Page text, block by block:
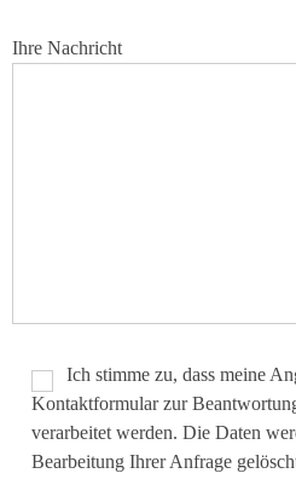
Ihre Nachricht
Ich stimme zu, dass meine
Kontaktformular zur
verarbeitet werden. Die Daten
Bearbeitung Ihrer Anfrage